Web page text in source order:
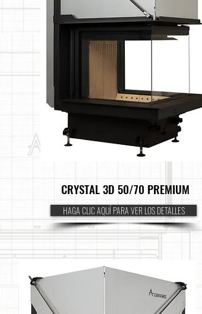
CRYSTAL 3D 50/70 PREMIUM
HAGA CLIC AQUÍ PARA VER LOS DETALLES